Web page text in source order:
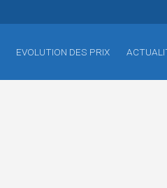
EVOLUTION DES PRIX